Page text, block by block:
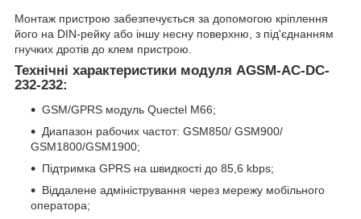
Монтаж пристрою забезпечується за допомогою кріплення
його на DIN-рейку або іншу несну поверхню, з під'єднанням
гнучких дротів до клем пристрою.
Технічні характеристики модуля AGSM-AC-DC-
232-232:
GSM/GPRS модуль Quectel M66;
Диапазон рабочих частот: GSM850/ GSM900/
GSM1800/GSM1900;
Підтримка GPRS на швидкості до 85,6 kbps;
Віддалене адміністрування через мережу мобільного
оператора;